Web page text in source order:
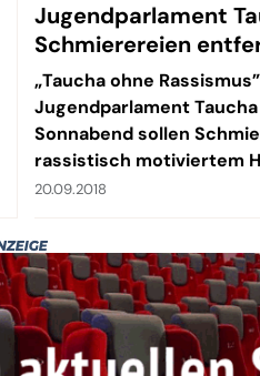
Jugendparlament
Schmierereien
„Taucha ohne
Jugendparlament
Sonnabend sollen
rassistisch motiviertem
20.09.2018